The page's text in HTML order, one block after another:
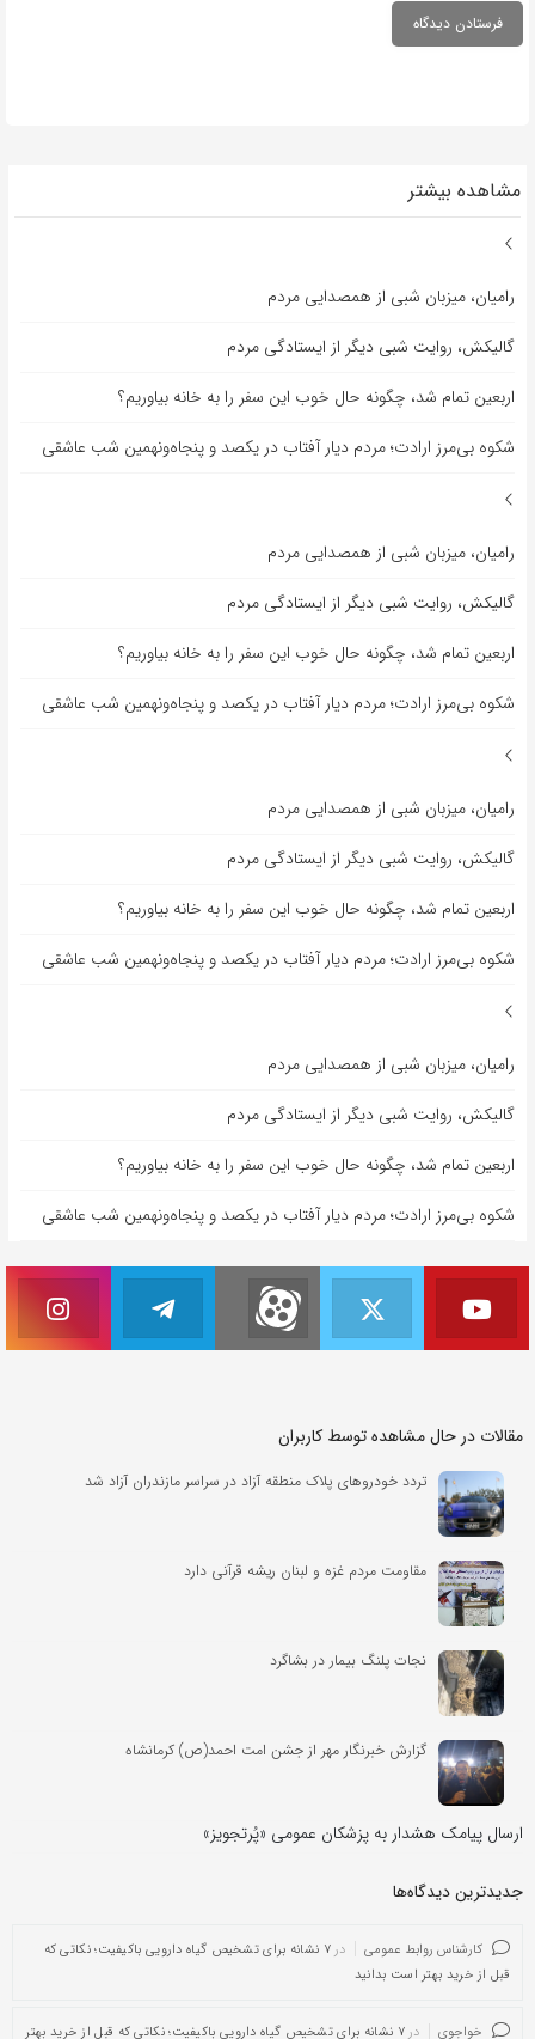
مشاهده بیشتر
رامیان، میزبان شبی از همصدایی مردم
گالیکش، روایت شبی دیگر از ایستادگی مردم
اربعین تمام شد، چگونه حال خوب این سفر را به خانه بیاوریم؟
شکوه بی‌مرز ارادت؛ مردم دیار آفتاب در یکصد و پنجاه‌ونهمین شب عاشقی
رامیان، میزبان شبی از همصدایی مردم
گالیکش، روایت شبی دیگر از ایستادگی مردم
اربعین تمام شد، چگونه حال خوب این سفر را به خانه بیاوریم؟
شکوه بی‌مرز ارادت؛ مردم دیار آفتاب در یکصد و پنجاه‌ونهمین شب عاشقی
رامیان، میزبان شبی از همصدایی مردم
گالیکش، روایت شبی دیگر از ایستادگی مردم
اربعین تمام شد، چگونه حال خوب این سفر را به خانه بیاوریم؟
شکوه بی‌مرز ارادت؛ مردم دیار آفتاب در یکصد و پنجاه‌ونهمین شب عاشقی
رامیان، میزبان شبی از همصدایی مردم
گالیکش، روایت شبی دیگر از ایستادگی مردم
اربعین تمام شد، چگونه حال خوب این سفر را به خانه بیاوریم؟
شکوه بی‌مرز ارادت؛ مردم دیار آفتاب در یکصد و پنجاه‌ونهمین شب عاشقی
مقالات در حال مشاهده توسط کاربران
تردد خودروهای پلاک منطقه آزاد در سراسر مازندران آزاد شد
مقاومت مردم غزه و لبنان ریشه قرآنی دارد
نجات پلنگ بیمار در بشاگرد
گزارش خبرنگار مهر از جشن امت احمد(ص) کرمانشاه
ارسال پیامک هشدار به پزشکان عمومی «پُرتجویز»
جدیدترین دیدگاه‌‌ها
کارشناس روابط عمومی در
۷ نشانه برای تشخیص گیاه دارویی باکیفیت؛ نکاتی که
قبل از خرید بهتر است بدانید
خواجوی در ۷ نشانه برای تشخیص گیاه دارویی باکیفیت؛ نکاتی که قبل از خرید بهتر